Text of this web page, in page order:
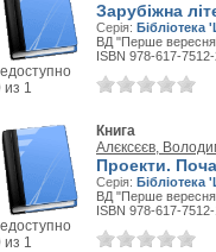
из 1
Зарубіжна
Серія: Бібліотека
ВД "Перше
ISBN 978-617-7512-
из 1
Книга
Алєксєєв,
Проекти.
Серія: Бібліотека
ВД "Перше
ISBN 978-617-